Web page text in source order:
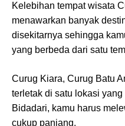
Kelebihan tempat wisata
menawarkan banyak
disekitarnya sehingga
yang berbeda dari satu
Curug Kiara, Curug Batu
terletak di satu lokasi
Bidadari, kamu harus
cukup panjang.